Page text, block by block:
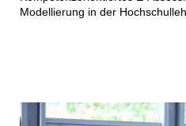
Modellierung in der